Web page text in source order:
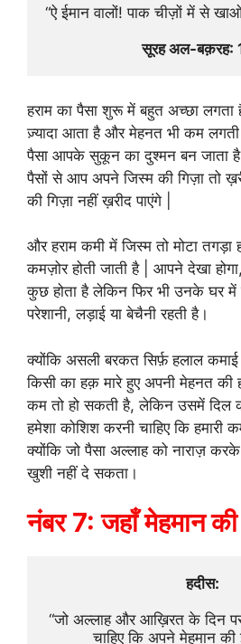
“ऐ ईमान वालों! पाक चीज़ों में से
सूरह अल-बक़रह:
हराम का पैसा शुरू में बहुत अच्छा लगता
ज़्यादा आता है और मेहनत भी कम लगती
पैसा आपके सुकून का दुश्मन बन जाता
पैसों से आप अपने जिस्म की गिज़ा तो
की गिज़ा नहीं ख़रीद पाएंगे |
और हराम कमी में जिस्म तो मोटा तगड़ा
कमज़ोर होती जाती है | आपने देखा
कुछ होता है लेकिन फिर भी उनके घर में
परेशानी, लड़ाई या बेचैनी रहती है।
क्योंकि असली बरकत सिर्फ़ हलाल
किसी का हक़ मारे हुए अपनी मेहनत की
कम तो हो सकती है, लेकिन उसमें दिल
हमेशा कोशिश करनी चाहिए कि हमारी
क्योंकि जो पैसा अल्लाह को नाराज़
खुशी नहीं दे सकता।
नंबर 7: जहाँ मेहमान
हदीस:
“जो अल्लाह और आख़िरत के दिन
चाहिए कि अपने मेहमान